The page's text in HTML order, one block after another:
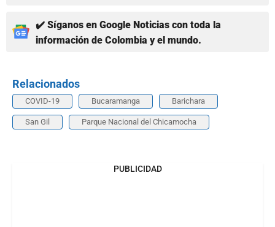
✔️ Síganos en Google Noticias con toda la
información de Colombia y el mundo.
Relacionados
COVID-19 Bucaramanga Barichara
San Gil Parque Nacional del Chicamocha
PUBLICIDAD